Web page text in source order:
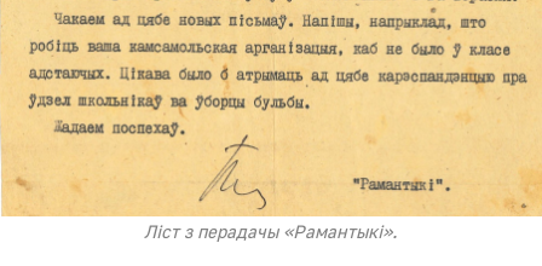
Лiст з перадачы «Рамантыкі».